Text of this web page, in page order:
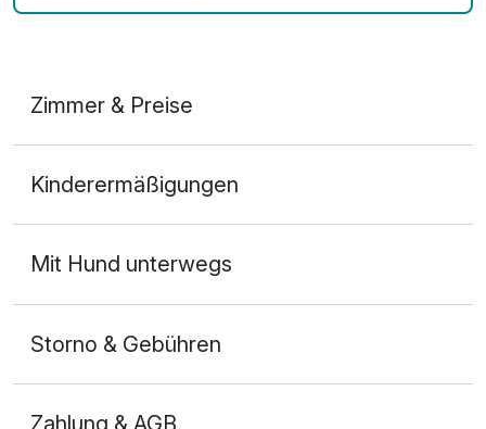
Zimmer & Preise
2 Erwachsene
Kinderermäßigungen
Mit Hund unterwegs
Storno & Gebühren
Zahlung & AGB